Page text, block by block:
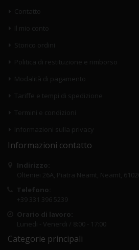
Contatto
Il mio conto
Storico ordini
Politica di restituzione e rimborso
Modalità di pagamento
Tariffe e tempi di spedizione
Termini e condizioni
Informazioni sulla privacy
Informazioni contatto
Indirizzo:
Olteniei 26A, Piatra Neamt, Neamt,
Telefono:
+39 331 396 5239
Orario di lavoro:
Lunedi - Venerdi / 8:00 - 17:00
Categorie principali